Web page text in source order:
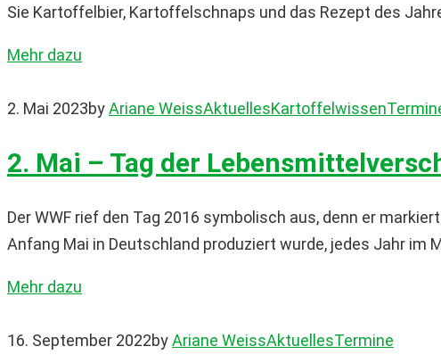
Sie Kartoffelbier, Kartoffelschnaps und das Rezept des
Mehr dazu
2. Mai 2023byAriane WeissAktuellesKartoffelwissen
2. Mai – Tag der
Der WWF rief den Tag 2016 symbolisch aus, denn er
Anfang Mai in Deutschland produziert wurde, jedes Jahr im
Mehr dazu
16. September 2022byAriane WeissAktuellesTermine